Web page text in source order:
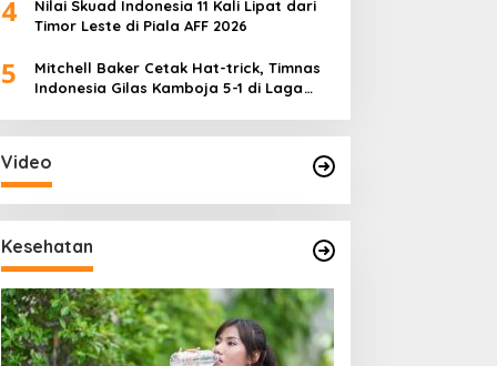
4
Nilai Skuad Indonesia 11 Kali Lipat dari
Timor Leste di Piala AFF 2026
5
Mitchell Baker Cetak Hat-trick, Timnas
Indonesia Gilas Kamboja 5-1 di Laga
Video
Kesehatan